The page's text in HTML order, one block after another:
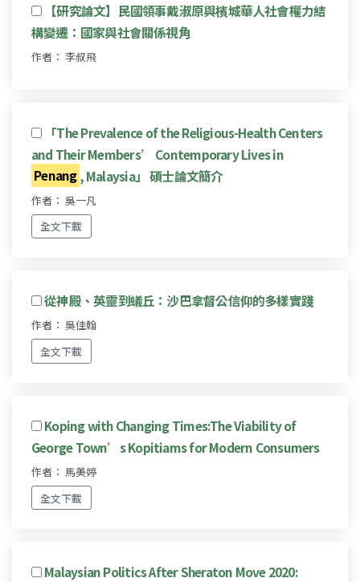
【研究論文】民國領事戴淑原與檳城華人社會權力結
構變遷：國家與社會關係視角
作者： 李叔飛
「The Prevalence of the Religious-Health Centers
and Their Members’ Contemporary Lives in
Penang , Malaysia」 碩士論文簡介
作者： 吳一凡
全文下載
從神殿、英靈到蟻丘：沙巴拿督公信仰的多樣實踐
作者： 吳佳翰
全文下載
Koping with Changing Times:The Viability of
George Town’s Kopitiams for Modern Consumers
作者： 馬美婷
全文下載
Malaysian Politics After Sheraton Move 2020: